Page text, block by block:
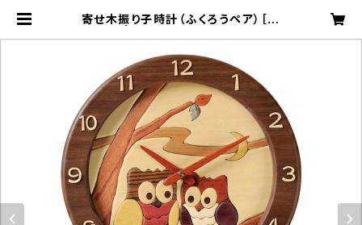
寄せ木振り子時計（ふくろうペア）［W